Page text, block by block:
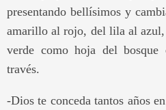
presentando bellísimos y
amarillo al rojo, del lila al
verde como hoja del
través.
-Dios te conceda tantos años